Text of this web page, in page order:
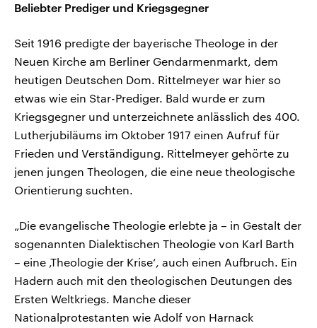
Beliebter Prediger und Kriegsgegner
Seit 1916 predigte der bayerische Theologe in der
Neuen Kirche am Berliner Gendarmenmarkt, dem
heutigen Deutschen Dom. Rittelmeyer war hier so
etwas wie ein Star-Prediger. Bald wurde er zum
Kriegsgegner und unterzeichnete anlässlich des 400.
Lutherjubiläums im Oktober 1917 einen Aufruf für
Frieden und Verständigung. Rittelmeyer gehörte zu
jenen jungen Theologen, die eine neue theologische
Orientierung suchten.
„Die evangelische Theologie erlebte ja – in Gestalt der
sogenannten Dialektischen Theologie von Karl Barth
– eine ‚Theologie der Krise‘, auch einen Aufbruch. Ein
Hadern auch mit den theologischen Deutungen des
Ersten Weltkriegs. Manche dieser
Nationalprotestanten wie Adolf von Harnack